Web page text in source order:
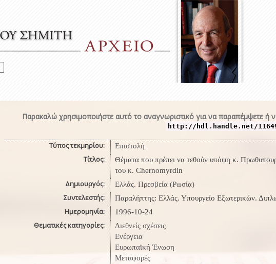
Παρακαλώ χρησιμοποιήστε αυτό το αναγνωριστικό για να παραπέμψετε ή
http://hdl.handle.net/
Τύπος τεκμηρίου: Επιστολή
Τίτλος:
Θέματα που πρέπει να τεθούν υπόψη κ.
του κ. Chernomyrdin
Δημιουργός: Ελλάς. Πρεσβεία (Ρωσία)
Συντελεστής: Παραλήπτης: Ελλάς. Υπουργείο Εξωτερικών.
Ημερομηνία: 1996-10-24
Θεματικές κατηγορίες:
Διεθνείς σχέσεις
Ενέργεια
Ευρωπαϊκή Ένωση
Μεταφορές